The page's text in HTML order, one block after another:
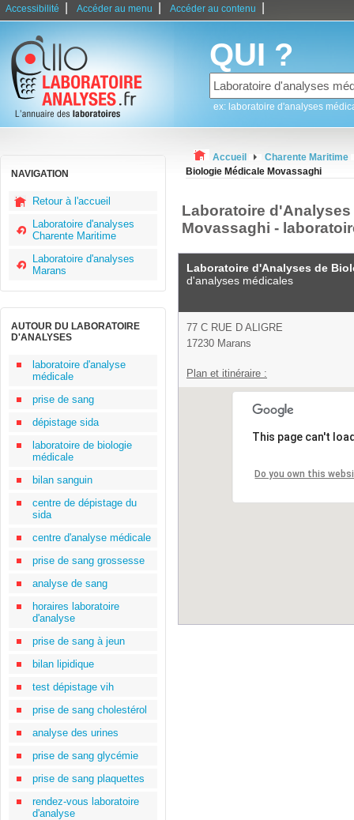
Accessibilité Accéder au menu Accéder au contenu
QUI ?
ex: laboratoire d'analyses
NAVIGATION
Retour à l'accueil
Laboratoire d'analyses
Charente Maritime
Laboratoire d'analyses
Marans
AUTOUR DU LABORATOIRE
D'ANALYSES
laboratoire d'analyse
médicale
prise de sang
dépistage sida
laboratoire de biologie
médicale
bilan sanguin
centre de dépistage du
sida
centre d'analyse médicale
prise de sang grossesse
analyse de sang
horaires laboratoire
d'analyse
prise de sang à jeun
bilan lipidique
test dépistage vih
prise de sang cholestérol
analyse des urines
prise de sang glycémie
prise de sang plaquettes
rendez-vous laboratoire
d'analyse
Accueil
Charente Maritime
Biologie Médicale Movassaghi
Laboratoire
Movassaghi -
Laboratoire d'Analyses de
d'analyses médicales
77 C RUE D ALIGRE
17230 Marans
Plan et itinéraire :
This page can't
Do you own this